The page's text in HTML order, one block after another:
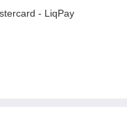
- LiqPay